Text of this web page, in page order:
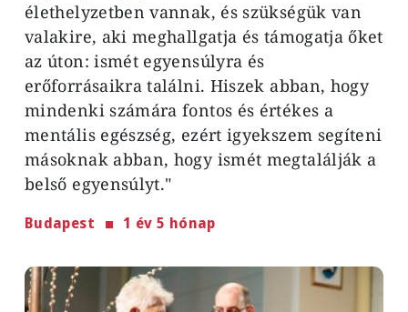
élethelyzetben vannak, és szükségük van
valakire, aki meghallgatja és támogatja őket
az úton: ismét egyensúlyra és
erőforrásaikra találni. Hiszek abban, hogy
mindenki számára fontos és értékes a
mentális egészség, ezért igyekszem segíteni
másoknak abban, hogy ismét megtalálják a
belső egyensúlyt."
Budapest 1 év 5 hónap
Image